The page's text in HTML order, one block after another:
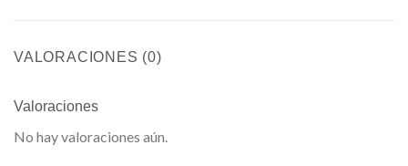
VALORACIONES (0)
Valoraciones
No hay valoraciones aún.